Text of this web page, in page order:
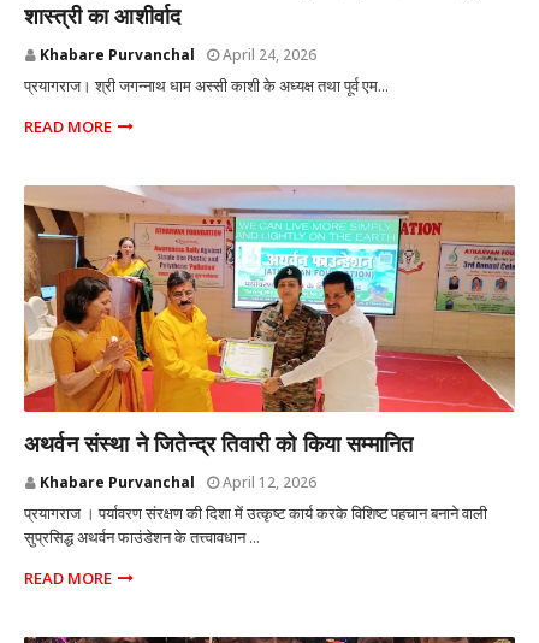
शास्त्री का आशीर्वाद
Khabare Purvanchal April 24, 2026
प्रयागराज। श्री जगन्नाथ धाम अस्सी काशी के अध्यक्ष तथा पूर्व एम...
READ MORE
अथर्वन संस्था ने जितेन्द्र तिवारी को किया सम्मानित
Khabare Purvanchal April 12, 2026
प्रयागराज । पर्यावरण संरक्षण की दिशा में उत्कृष्ट कार्य करके विशिष्ट पहचान बनाने वाली
सुप्रसिद्ध अथर्वन फाउंडेशन के तत्त्वावधान ...
READ MORE